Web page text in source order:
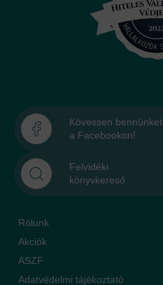
Kövessen bennünket
a Facebookon!
Felvidéki
könyvkereső
Rólunk
Akciók
ASZF
Adatvédelmi tájékoztató